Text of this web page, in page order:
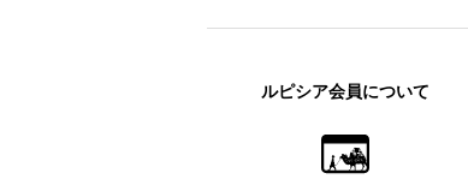
夏の気軽なギフトにも アイ
ルピシア会員について